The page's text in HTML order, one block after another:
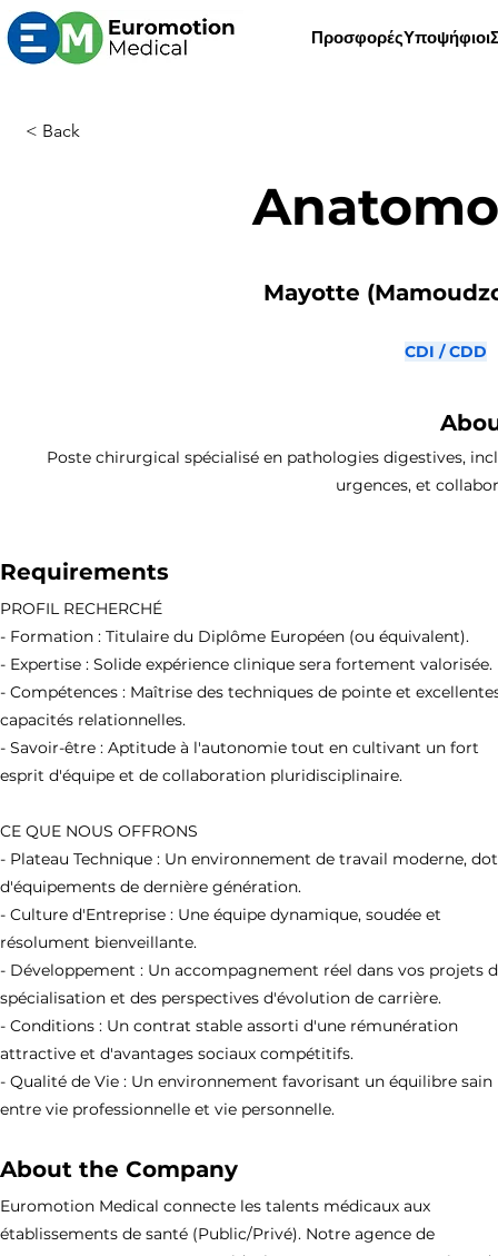
ΠροσφορέςΥποψήφιοι
< Back
Mayotte
CDI / CDD
Poste chirurgical spécialisé en pathologies digestives,
urgences, et
Requirements
PROFIL RECHERCHÉ
- Formation : Titulaire du Diplôme Européen (ou équivalent).
- Expertise : Solide expérience clinique sera fortement valorisée.
- Compétences : Maîtrise des techniques de pointe et
capacités relationnelles.
- Savoir-être : Aptitude à l'autonomie tout en cultivant un fort
esprit d'équipe et de collaboration pluridisciplinaire.
CE QUE NOUS OFFRONS
- Plateau Technique : Un environnement de travail moderne,
d'équipements de dernière génération.
- Culture d'Entreprise : Une équipe dynamique, soudée et
résolument bienveillante.
- Développement : Un accompagnement réel dans vos projets
spécialisation et des perspectives d'évolution de carrière.
- Conditions : Un contrat stable assorti d'une rémunération
attractive et d'avantages sociaux compétitifs.
- Qualité de Vie : Un environnement favorisant un équilibre sain
entre vie professionnelle et vie personnelle.
About the Company
Euromotion Medical connecte les talents médicaux aux
établissements de santé (Public/Privé). Notre agence de